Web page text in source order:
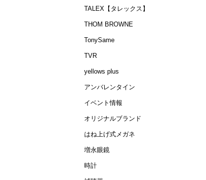
TALEX【タレックス】
THOM BROWNE
TonySame
TVR
yellows plus
アンバレンタイン
イベント情報
オリジナルブランド
はね上げ式メガネ
増永眼鏡
時計